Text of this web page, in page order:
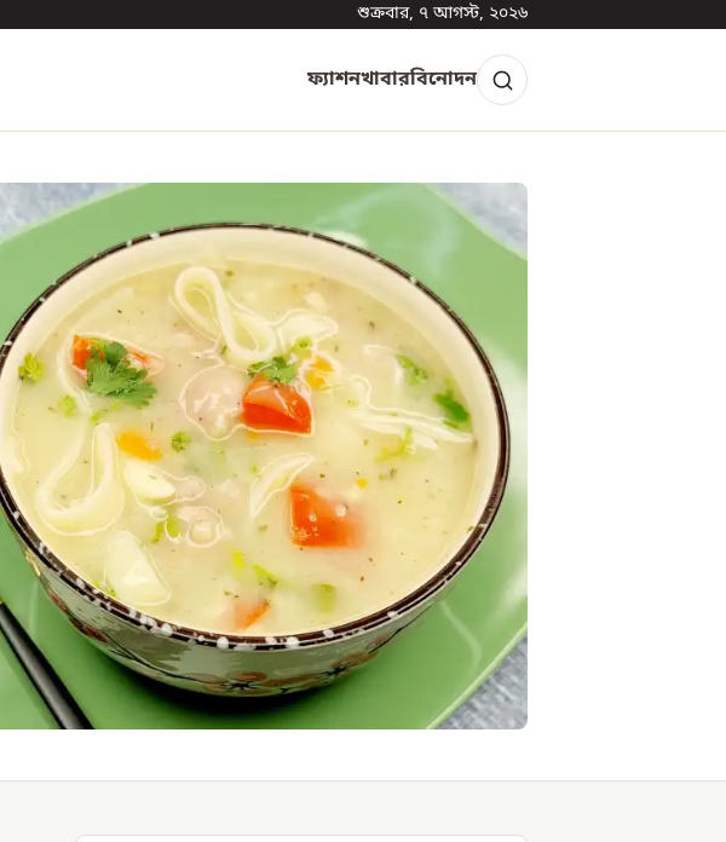
শুক্রবার, ৭ আগস্ট, ২০২৬
ফ্যাশনখাবারবিনোদন